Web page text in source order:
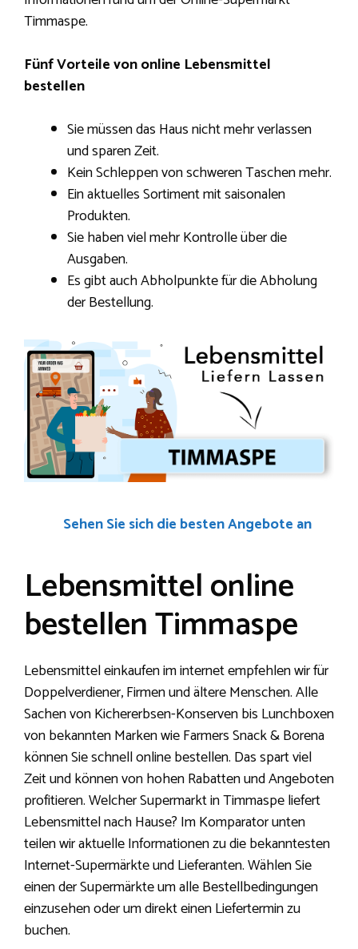
Timmaspe.
Fünf Vorteile von online Lebensmittel
bestellen
Sie müssen das Haus nicht mehr verlassen
und sparen Zeit.
Kein Schleppen von schweren Taschen mehr.
Ein aktuelles Sortiment mit saisonalen
Produkten.
Sie haben viel mehr Kontrolle über die
Ausgaben.
Es gibt auch Abholpunkte für die Abholung
der Bestellung.
Sehen Sie sich die besten Angebote an
Lebensmittel online
bestellen Timmaspe
Lebensmittel einkaufen im internet empfehlen wir für
Doppelverdiener, Firmen und ältere Menschen. Alle
Sachen von Kichererbsen-Konserven bis Lunchboxen
von bekannten Marken wie Farmers Snack & Borena
können Sie schnell online bestellen. Das spart viel
Zeit und können von hohen Rabatten und Angeboten
profitieren. Welcher Supermarkt in Timmaspe liefert
Lebensmittel nach Hause? Im Komparator unten
teilen wir aktuelle Informationen zu die bekanntesten
Internet-Supermärkte und Lieferanten. Wählen Sie
einen der Supermärkte um alle Bestellbedingungen
einzusehen oder um direkt einen Liefertermin zu
buchen.